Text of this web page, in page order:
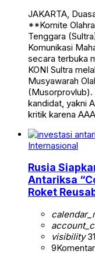
JAKARTA,
**Komite
Tenggara
Komunikasi
secara terbuka
KONI Sultra
Musyawarah
(Musorprovlub).
kandidat, yakni
kritik karena
Internasional
Rusia
Antariksa
Roket
visibility
9Komentar